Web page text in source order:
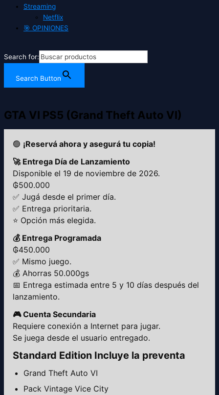
Streaming
Netflix
🎯 OPINIONES
Search for:
Search Button
GTA VI PS5 (Grand Theft Auto VI)
🟢 ¡Reservá ahora y asegurá tu copia!
🚀 Entrega Día de Lanzamiento
Disponible el 19 de noviembre de 2026.
₲500.000
✅ Jugá desde el primer día.
✅ Entrega prioritaria.
⭐ Opción más elegida.
💰 Entrega Programada
₲450.000
✅ Mismo juego.
💰 Ahorras 50.000gs
📅 Entrega estimada entre 5 y 10 días después del
lanzamiento.
🎮 Cuenta Secundaria
Requiere conexión a Internet para jugar.
Se juega desde el usuario entregado.
Standard Edition Incluye la preventa
Grand Theft Auto VI
Pack Vintage Vice City